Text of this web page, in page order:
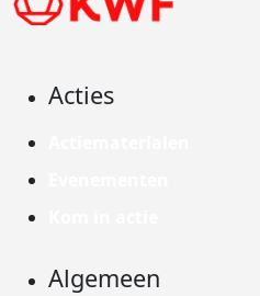
Acties
Algemeen